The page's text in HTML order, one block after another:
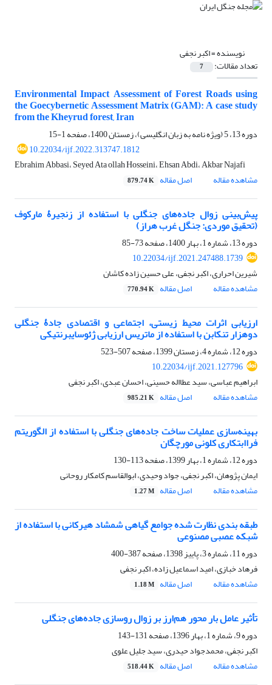
نویسنده =اکبر نجفی
تعداد مقالات: 7
Environmental Impact Assessment of Forest Roads using
the Goecybernetic Assessment Matrix (GAM): A case study
from the Kheyrud forest, Iran
دوره 13، 5 (ویژه نامه به زبان انگلیسی)، زمستان 1400، صفحه
1-15
10.22034/ijf.2022.313747.1812
Ebrahim Abbasi، Seyed Ata ollah Hosseini، Ehsan Abdi، Akbar Najafi
مشاهده مقاله
اصل مقاله 879.74 K
پیش‌بینی زوال جاده‌های جنگلی با استفاده از زنجیرۀ مارکوف
(تحقیق موردی: جنگل غرب هراز)
دوره 13، شماره 1، بهار 1400، صفحه
73-85
10.22034/ijf.2021.247488.1739
شیرین احراری، اکبر نجفی، علی حسین زاده کاشان
مشاهده مقاله
اصل مقاله 770.94 K
ارزیابی اثرات محیط زیستی، اجتماعی و اقتصادی جادۀ جنگلی
دوهزار تنکابن با استفاده از ماتریس ارزیابی ژئوسایبرنتیکی
دوره 12، شماره 4، زمستان 1399، صفحه
507-523
10.22034/ijf.2021.127796
ابراهیم عباسی، سید عطااله حسینی، احسان عبدی، اکبر نجفی
مشاهده مقاله
اصل مقاله 985.21 K
بهینه‌سازی عملیات ساخت جاده‌های جنگلی با استفاده از الگوریتم
فراابتکاری کلونی مورچگان
دوره 12، شماره 1، بهار 1399، صفحه
113-130
ایمان پژوهان، اکبر نجفی، جواد وحیدی، ابوالقاسم کامکار روحانی
مشاهده مقاله
اصل مقاله 1.27 M
طبقه بندی نظارت شده جوامع گیاهی شمشاد هیرکانی با استفاده از
شبکه عصبی مصنوعی
دوره 11، شماره 3، پاییز 1398، صفحه
387-400
فرهاد خبازی، امید اسماعیل زاده، اکبر نجفی
مشاهده مقاله
اصل مقاله 1.18 M
تأثیر عامل بار محور هم‌ارز بر زوال روسازی جاده‌های جنگلی
دوره 9، شماره 1، بهار 1396، صفحه
131-143
اکبر نجفی، محمدجواد حیدری، سید جلیل علوی
مشاهده مقاله
اصل مقاله 518.44 K